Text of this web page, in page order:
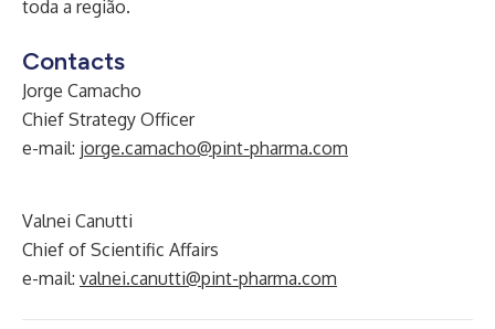
toda a região.
Contacts
Jorge Camacho
Chief Strategy Officer
e-mail: jorge.camacho@pint-pharma.com
Valnei Canutti
Chief of Scientific Affairs
e-mail: valnei.canutti@pint-pharma.com